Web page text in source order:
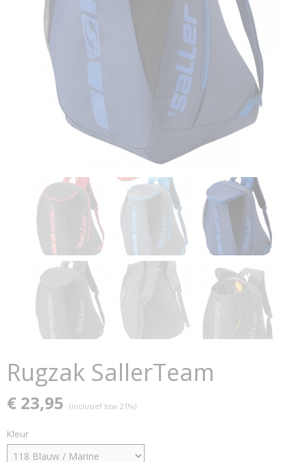
Rugzak SallerTeam
€ 23,95 (inclusief btw 21%)
Kleur